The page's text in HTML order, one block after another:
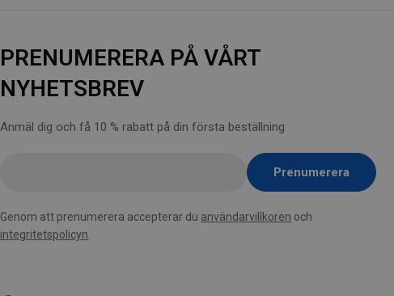
PRENUMERERA PÅ VÅRT
NYHETSBREV
Anmäl dig och få 10 % rabatt på din första beställning
här
Prenumerera
Genom att prenumerera accepterar du användarvillkoren och
integritetspolicyn